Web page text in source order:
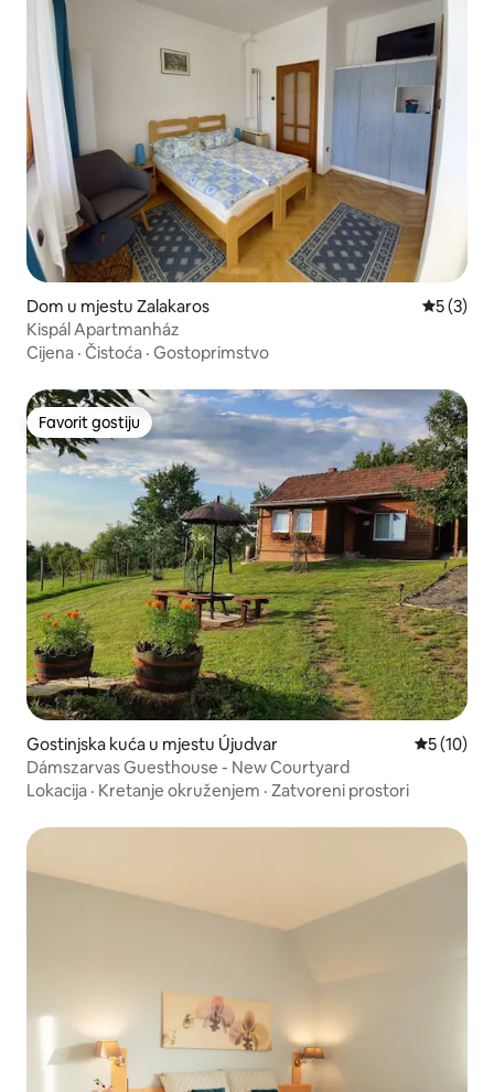
Dom u mjestu Zalakaros
5 (3)
Kispál Apartmanház
Cijena · Čistoća · Gostoprimstvo
Favorit gostiju
Favorit gostiju
Gostinjska kuća u mjestu Újudvar Prosječna
5 (10)
Dámszarvas Guesthouse - New Courtyard
Lokacija · Kretanje okruženjem · Zatvoreni prostori